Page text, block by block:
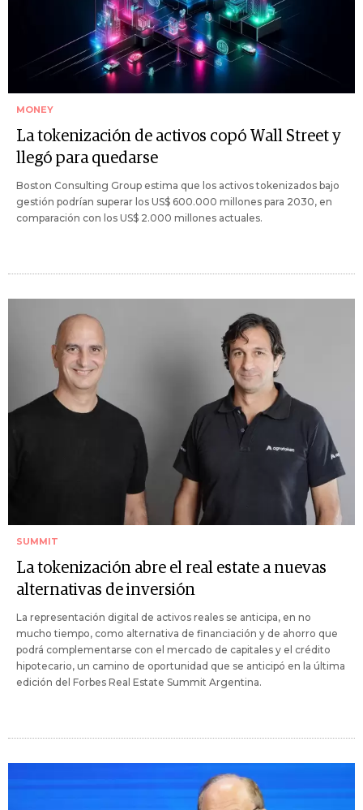
MONEY
La tokenización de activos copó Wall Street y
llegó para quedarse
Boston Consulting Group estima que los activos tokenizados bajo
gestión podrían superar los US$ 600.000 millones para 2030, en
comparación con los US$ 2.000 millones actuales.
SUMMIT
La tokenización abre el real estate a nuevas
alternativas de inversión
La representación digital de activos reales se anticipa, en no
mucho tiempo, como alternativa de financiación y de ahorro que
podrá complementarse con el mercado de capitales y el crédito
hipotecario, un camino de oportunidad que se anticipó en la última
edición del Forbes Real Estate Summit Argentina.